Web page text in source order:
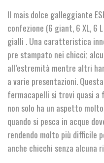
Il mais dolce galleggiante
confezione (6 giant, 6 XL, 6
gialli . Una caratteristica
pre stampato nei chicci;
all’estremità mentre altri
a varie presentazioni.
fermacapelli si trovi quasi a
non solo ha un aspetto
quando si pesca in acque
rendendo molto più difficile
anche chicchi senza alcuna